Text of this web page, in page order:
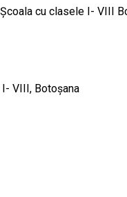
cu clasele I- VIII
VIII, Botoşana